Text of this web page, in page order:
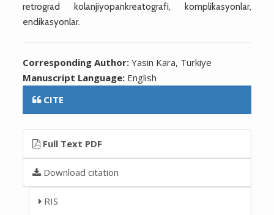
retrograd kolanjiyopankreatografi, komplikasyonlar,
endikasyonlar.
Corresponding Author:Yasin Kara, Türkiye
Manuscript Language: English
CITE
Full Text PDF
Download citation
RIS